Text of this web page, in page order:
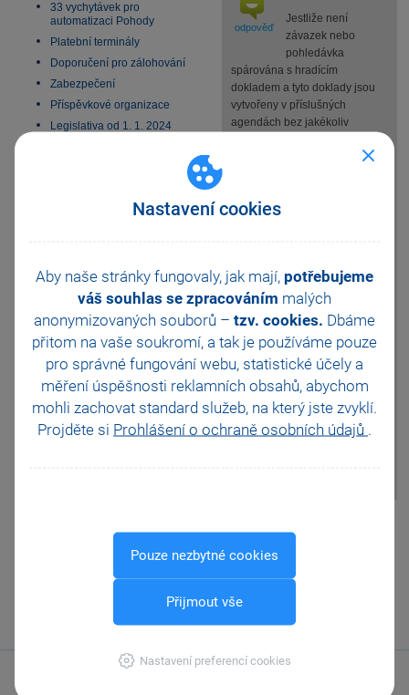
Nastavení cookies
Aby naše stránky fungovaly, jak mají, potřebujeme
váš souhlas se zpracováním malých
anonymizovaných souborů – tzv. cookies. Dbáme
přitom na vaše soukromí, a tak je používáme pouze
pro správné fungování webu, statistické účely a
měření úspěšnosti reklamních obsahů, abychom
mohli zachovat standard služeb, na který jste zvyklí.
Projděte si Prohlášení o ochraně osobních údajů .
Pouze nezbytné cookies
Přijmout vše
Nastavení preferencí cookies
33 vychytávek pro
automatizaci Pohody
Platební terminály
Doporučení pro zálohování
Zabezpečení
Příspěvkové organizace
Legislativa od 1. 1. 2024
odpověď
Jestliže není
závazek nebo
pohledávka
spárována s hradícím
dokladem a tyto doklady jsou
vytvořeny v příslušných
agendách bez jakékoliv
Likvidace v agendě Banka,
nabídky zobrazené přes pravé
tlačítko myši zvolte povel Přidat
likvidaci výběrem ->. Poté se
neuhrazených závazků a
pohledávek, v němž vyhledejte
příslušnou fakturu a zvolte
povel Zlikvidovat. Provedené
změny (dodatečné dopárování)
v rámci hradícího dokladu